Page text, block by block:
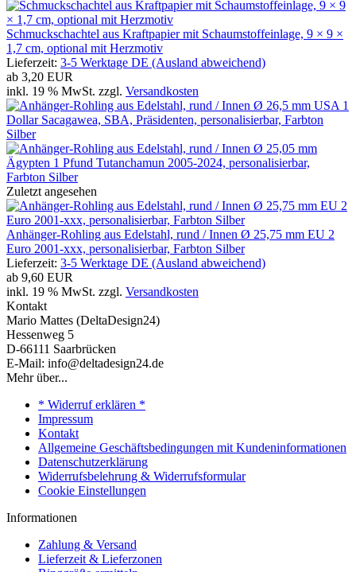
Schmuckschachtel aus Kraftpapier mit Schaumstoffeinlage, 9 × 9 ×
1,7 cm, optional mit Herzmotiv
Lieferzeit: 3-5 Werktage DE (Ausland abweichend)
ab 3,20 EUR
inkl. 19 % MwSt. zzgl. Versandkosten
Zuletzt angesehen
Anhänger-Rohling aus Edelstahl, rund / Innen Ø 25,75 mm EU 2
Euro 2001-xxx, personalisierbar, Farbton Silber
Lieferzeit: 3-5 Werktage DE (Ausland abweichend)
ab 9,60 EUR
inkl. 19 % MwSt. zzgl. Versandkosten
Kontakt
Mario Mattes (DeltaDesign24)
Hessenweg 5
D-66111 Saarbrücken
E-Mail: info@deltadesign24.de
Mehr über...
* Widerruf erklären *
Impressum
Kontakt
Allgemeine Geschäftsbedingungen mit Kundeninformationen
Datenschutzerklärung
Widerrufsbelehrung & Widerrufsformular
Cookie Einstellungen
Informationen
Zahlung & Versand
Lieferzeit & Lieferzonen